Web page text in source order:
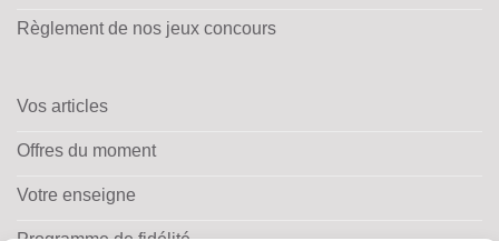
Règlement de nos jeux concours
Vos articles
Offres du moment
Votre enseigne